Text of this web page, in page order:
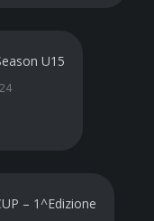
U15
– 1^Edizione